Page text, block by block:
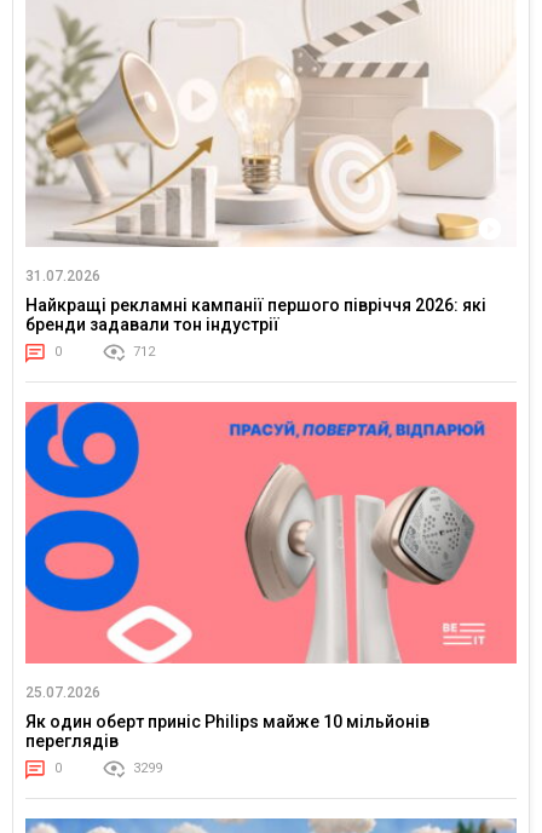
31.07.2026
Найкращі рекламні кампанії першого півріччя 2026: які
бренди задавали тон індустрії
0 712
25.07.2026
Як один оберт приніс Philips майже 10 мільйонів
переглядів
0 3299